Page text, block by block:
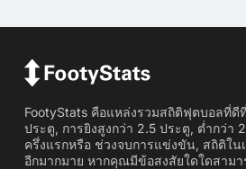
FootyStats คือแหล่งรวมสถิติฟุตบอลที่ดี
ประตู, การยิงสูงกว่า 2.5 ประตู, ต่ำกว่า
ครึ่งแรกหรือ ช่วงจบการแข่งขัน, สถิติใน
อีกมากมาย หากคุณมีข้อสงสัยใดใดสามา